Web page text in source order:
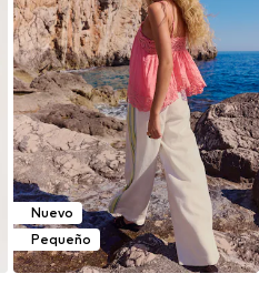
Nuevo
Pequeño